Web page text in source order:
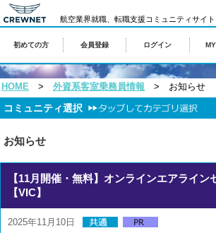
航空業界就職、転職支援コミュニティサイト
初めての方 会員登録 ログイン
HOME > 外資系客室乗務員情報 > お知らせ
コミュニティ選択
お知らせ
【11月開催・無料】オンラインエアライン
【VIC】
2025年11月10日